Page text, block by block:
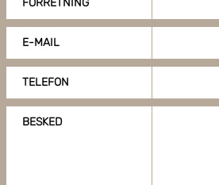
dine cookieindstillinger ved at klike
FORRETNING
E-MAIL
TELEFON
BESKED